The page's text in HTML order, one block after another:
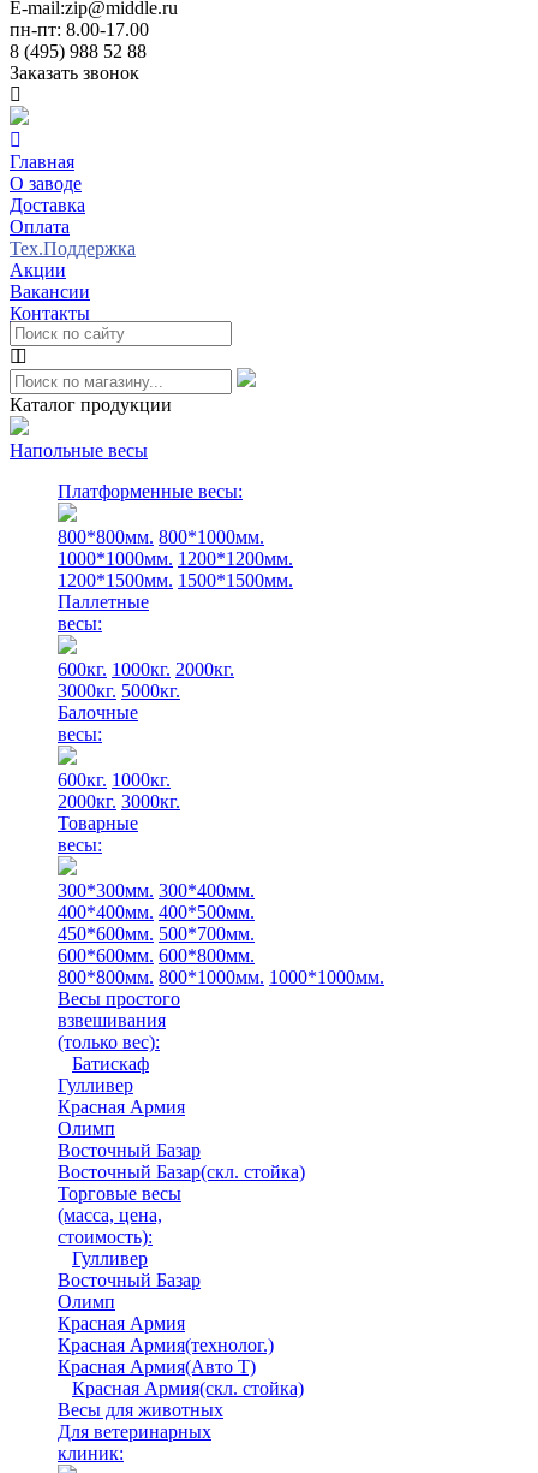
E-mail:zip@middle.ru
пн-пт: 8.00-17.00
8 (495) 988 52 88
Заказать звонок
Главная
О заводе
Доставка
Оплата
Тех.Поддержка
Акции
Вакансии
Контакты
Каталог продукции
Напольные весы
Платформенные весы:
800*800мм. 800*1000мм.
1000*1000мм. 1200*1200мм.
1200*1500мм. 1500*1500мм.
Паллетные
весы:
600кг. 1000кг. 2000кг.
3000кг. 5000кг.
Балочные
весы:
600кг. 1000кг.
2000кг. 3000кг.
Товарные
весы:
300*300мм. 300*400мм.
400*400мм. 400*500мм.
450*600мм. 500*700мм.
600*600мм. 600*800мм.
800*800мм. 800*1000мм. 1000*1000мм.
Весы простого
взвешивания
(только вес):
Батискаф
Гулливер
Красная Армия
Олимп
Восточный Базар
Восточный Базар(скл. стойка)
Торговые весы
(масса, цена,
стоимость):
Гулливер
Восточный Базар
Олимп
Красная Армия
Красная Армия(технолог.)
Красная Армия(Авто Т)
Красная Армия(скл. стойка)
Весы для животных
Для ветеринарных
клиник: